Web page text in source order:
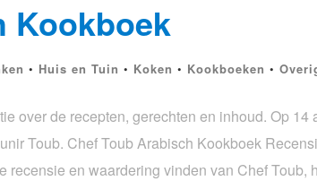
Kookboek
• Huis en Tuin • Koken • Kookboeken •
over de recepten, gerechten en inhoud. Op 14
Toub. Chef Toub Arabisch Kookboek
en waardering vinden van Chef Toub,